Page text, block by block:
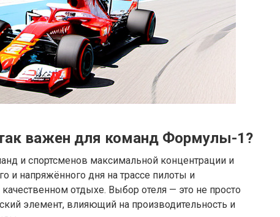
важен для команд Формулы-1?
и спортсменов максимальной концентрации и
и напряжённого дня на трассе пилоты и
отдыхе. Выбор отеля — это не просто
элемент, влияющий на производительность и